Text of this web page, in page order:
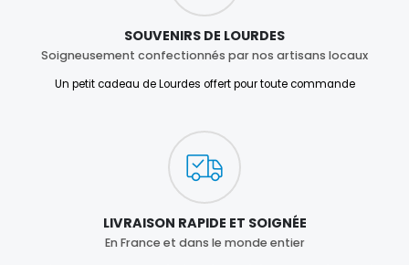
SOUVENIRS DE LOURDES
Soigneusement confectionnés par nos artisans locaux
Un petit cadeau de Lourdes offert pour toute commande
LIVRAISON RAPIDE ET SOIGNÉE
En France et dans le monde entier